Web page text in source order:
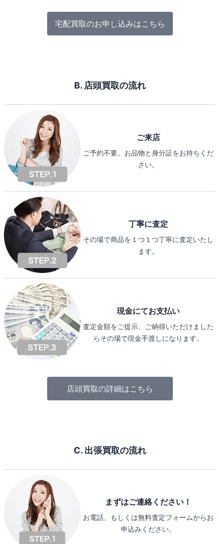
宅配買取のお申し込みはこちら
B. 店頭買取の流れ
ご来店
ご予約不要。お品物と身分証をお持ちくだ
さい。
丁寧に査定
その場で商品を１つ１つ丁寧に査定いたし
ます。
現金にてお支払い
査定金額をご提示、ご納得いただけました
らその場で現金手渡しになります。
店頭買取の詳細はこちら
C. 出張買取の流れ
まずはご連絡ください！
お電話、もしくは無料査定フォームからお
申込みください。